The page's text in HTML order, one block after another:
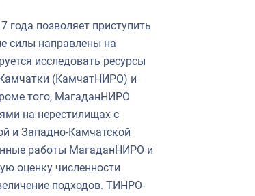
позволяет приступить
силы направлены на
исследовать ресурсы
(КамчатНИРО) и
того, МагаданНИРО
на нерестилищах с
и Западно-Камчатской
работы МагаданНИРО и
оценку численности
подходов. ТИНРО-